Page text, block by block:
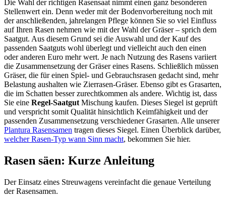
Die Wahl der richtigen Rasensaat nimmt einen ganz besonderen
Stellenwert ein. Denn weder mit der Bodenvorbereitung noch mit
der anschließenden, jahrelangen Pflege können Sie so viel Einfluss
auf Ihren Rasen nehmen wie mit der Wahl der Gräser – sprich dem
Saatgut. Aus diesem Grund sei die Auswahl und der Kauf des
passenden Saatguts wohl überlegt und vielleicht auch den einen
oder anderen Euro mehr wert. Je nach Nutzung des Rasens variiert
die Zusammensetzung der Gräser eines Rasens. Schließlich müssen
Gräser, die für einen Spiel- und Gebrauchsrasen gedacht sind, mehr
Belastung aushalten wie Zierrasen-Gräser. Ebenso gibt es Grasarten,
die im Schatten besser zurechtkommen als andere. Wichtig ist, dass
Sie eine Regel-Saatgut Mischung kaufen. Dieses Siegel ist geprüft
und verspricht somit Qualität hinsichtlich Keimfähigkeit und der
passenden Zusammensetzung verschiedener Grasarten. Alle unserer
Plantura Rasensamen tragen dieses Siegel. Einen Überblick darüber,
welcher Rasen-Typ wann Sinn macht, bekommen Sie hier.
Rasen säen: Kurze Anleitung
Der Einsatz eines Streuwagens vereinfacht die genaue Verteilung
der Rasensamen.